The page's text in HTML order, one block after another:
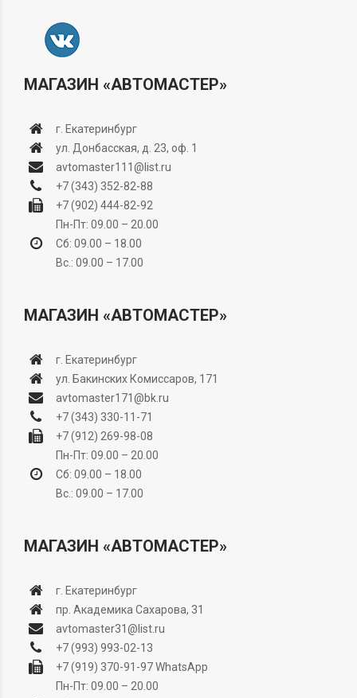
МАГАЗИН «АВТОМАСТЕР»
г. Екатеринбург
ул. Донбасская, д. 23, оф. 1
avtomaster111@list.ru
+7 (343) 352-82-88
+7 (902) 444-82-92
Пн-Пт: 09.00 – 20.00
Сб: 09.00 – 18.00
Вс.: 09.00 – 17.00
МАГАЗИН «АВТОМАСТЕР»
г. Екатеринбург
ул. Бакинских Комиссаров, 171
avtomaster171@bk.ru
+7 (343) 330-11-71
+7 (912) 269-98-08
Пн-Пт: 09.00 – 20.00
Сб: 09.00 – 18.00
Вс.: 09.00 – 17.00
МАГАЗИН «АВТОМАСТЕР»
г. Екатеринбург
пр. Академика Сахарова, 31
avtomaster31@list.ru
+7 (993) 993-02-13
+7 (919) 370-91-97WhatsApp
Пн-Пт: 09.00 – 20.00